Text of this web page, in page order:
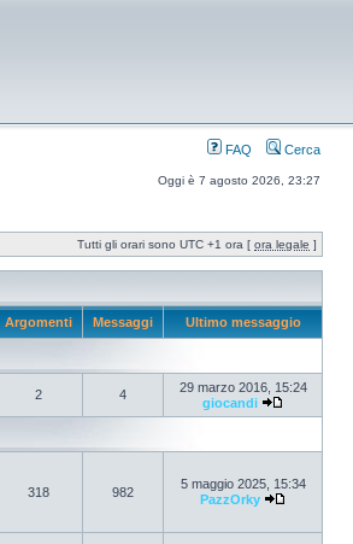
FAQ Cerca
Oggi è 7 agosto 2026, 23:27
Tutti gli orari sono UTC +1 ora [ ora legale ]
Argomenti Messaggi Ultimo messaggio
2 4
29 marzo 2016, 15:24
giocandi
318 982
5 maggio 2025, 15:34
PazzOrky